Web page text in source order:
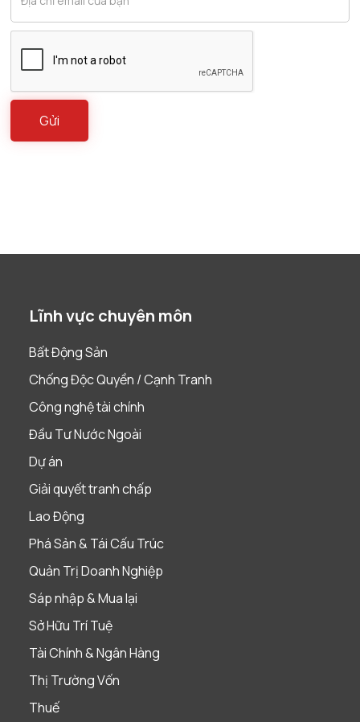
Lĩnh vực chuyên môn
Bất Động Sản
Chống Độc Quyền / Cạnh Tranh
Công nghệ tài chính
Đầu Tư Nước Ngoài
Dự án
Giải quyết tranh chấp
Lao Động
Phá Sản & Tái Cấu Trúc
Quản Trị Doanh Nghiệp
Sáp nhập & Mua lại
Sở Hữu Trí Tuệ
Tài Chính & Ngân Hàng
Thị Trường Vốn
Thuế